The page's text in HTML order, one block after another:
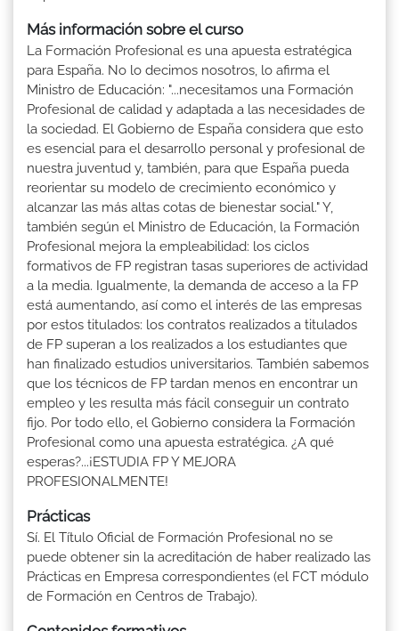
Más información sobre el curso
La Formación Profesional es una apuesta estratégica
para España. No lo decimos nosotros, lo afirma el
Ministro de Educación: "...necesitamos una Formación
Profesional de calidad y adaptada a las necesidades de
la sociedad. El Gobierno de España considera que esto
es esencial para el desarrollo personal y profesional de
nuestra juventud y, también, para que España pueda
reorientar su modelo de crecimiento económico y
alcanzar las más altas cotas de bienestar social." Y,
también según el Ministro de Educación, la Formación
Profesional mejora la empleabilidad: los ciclos
formativos de FP registran tasas superiores de actividad
a la media. Igualmente, la demanda de acceso a la FP
está aumentando, así como el interés de las empresas
por estos titulados: los contratos realizados a titulados
de FP superan a los realizados a los estudiantes que
han finalizado estudios universitarios. También sabemos
que los técnicos de FP tardan menos en encontrar un
empleo y les resulta más fácil conseguir un contrato
fijo. Por todo ello, el Gobierno considera la Formación
Profesional como una apuesta estratégica. ¿A qué
esperas?...¡ESTUDIA FP Y MEJORA
PROFESIONALMENTE!
Prácticas
Sí. El Título Oficial de Formación Profesional no se
puede obtener sin la acreditación de haber realizado las
Prácticas en Empresa correspondientes (el FCT módulo
de Formación en Centros de Trabajo).